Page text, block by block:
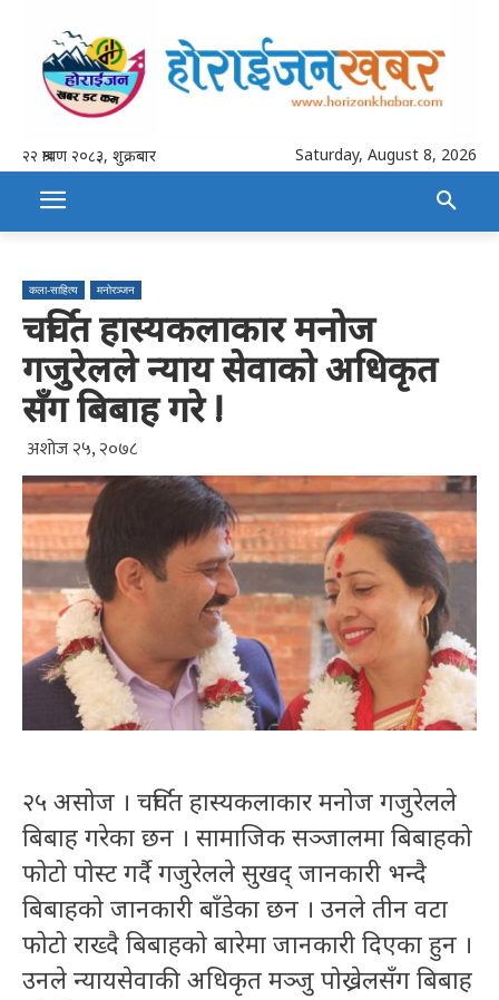
२२ श्रावण २०८३, शुक्रबार Saturday, August 8, 2026
कला-साहित्य मनोरञ्जन
चर्चित हास्यकलाकार मनोज
गजुरेलले न्याय सेवाको अधिकृत
सँग बिबाह गरे !
अशोज २५, २०७८
२५ असोज । चर्चित हास्यकलाकार मनोज गजुरेलले
बिबाह गरेका छन । सामाजिक सञ्जालमा बिबाहको
फोटो पोस्ट गर्दै गजुरेलले सुखद् जानकारी भन्दै
बिबाहको जानकारी बाँडेका छन । उनले तीन वटा
फोटो राख्दै बिबाहको बारेमा जानकारी दिएका हुन ।
उनले न्यायसेवाकी अधिकृत मञ्जु पोख्रेलसँग बिबाह